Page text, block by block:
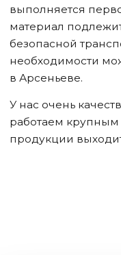
выполняется
материал
безопасной
необходимости
в Арсеньеве.
У нас очень
работаем
продукции